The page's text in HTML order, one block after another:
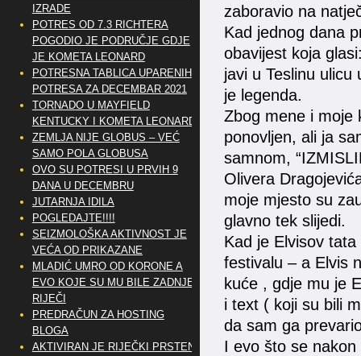
zaboravio na
Kad jednog dana
obavijest koja
javi u Teslinu ulicu
je legenda.
Zbog mene i moje
ponovljen, ali ja
samnom,
Olivera
moje mjesto su
glavno tek slijedi.
Kad je Elvisov
festivalu – a Elvis
kuće , gdje mu je
i text ( koji su bili
da sam ga
I evo što se nakon
IZRADE
POTRES OD 7.3 RICHTERA
POGODIO JE PODRUČJE GDJE
JE KOMETA LEONARD
POTRESNA TABLICA UPARENIH
POTRESA ZA DECEMBAR 2021
TORNADO U MAYFIELD
KENTUCKY I KOMETA LEONARD
ZEMLJA NIJE GLOBUS – VEĆ
SAMO POLA GLOBUSA
OVO SU POTRESI U PRVIH 9
DANA U DECEMBRU
JUTARNJA IDILA
POGLEDAJTE!!!!
SEIZMOLOŠKA AKTIVNOST JE
VEĆA OD PRIKAZANE
MLADIĆ UMRO OD KORONE A
EVO KOJE SU MU BILE ZADNJE
RIJEČI
PREDRAČUN ZA HOSTING
BLOGA
AKTIVIRAN JE RIJEČKI PRSTEN